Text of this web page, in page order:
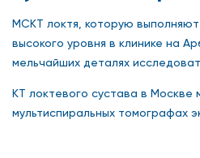
МСКТ локтя, которую
высокого уровня в клинике на
мельчайших деталях
КТ локтевого сустава в Москве
мультиспиральных томографах